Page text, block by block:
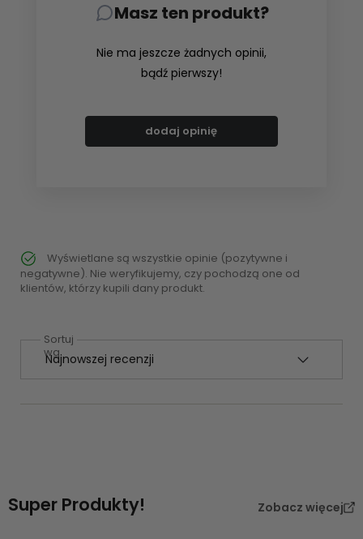
Masz ten produkt?
Nie ma jeszcze żadnych opinii,
bądź pierwszy!
dodaj opinię
Wyświetlane są wszystkie opinie (pozytywne i
negatywne). Nie weryfikujemy, czy pochodzą one od
klientów, którzy kupili dany produkt.
Sortuj
wg
Super Produkty! Zobacz więcej